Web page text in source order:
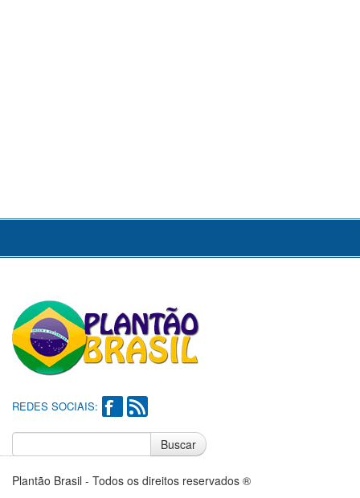
REDES SOCIAIS:
Buscar
Plantão Brasil - Todos os direitos reservados ®